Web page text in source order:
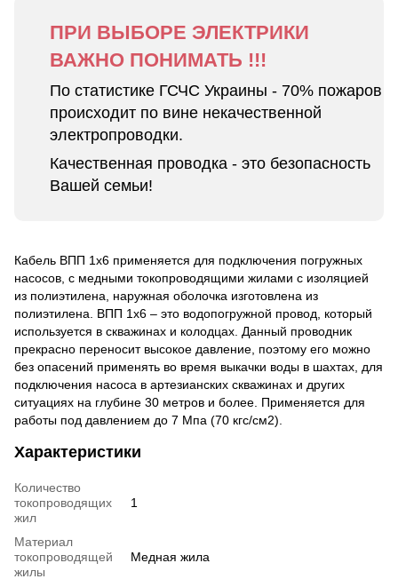
ПРИ ВЫБОРЕ ЭЛЕКТРИКИ
ВАЖНО ПОНИМАТЬ !!!
По статистике ГСЧС Украины - 70% пожаров
происходит по вине некачественной
электропроводки.
Качественная проводка - это безопасность
Вашей семьи!
Кабель ВПП 1х6 применяется для подключения погружных
насосов, с медными токопроводящими жилами с изоляцией
из полиэтилена, наружная оболочка изготовлена из
полиэтилена. ВПП 1х6 – это водопогружной провод, который
используется в скважинах и колодцах. Данный проводник
прекрасно переносит высокое давление, поэтому его можно
без опасений применять во время выкачки воды в шахтах, для
подключения насоса в артезианских скважинах и других
ситуациях на глубине 30 метров и более. Применяется для
работы под давлением до 7 Мпа (70 кгс/см2).
Характеристики
Количество
токопроводящих
жил
1
Материал
токопроводящей
жилы
Медная жила